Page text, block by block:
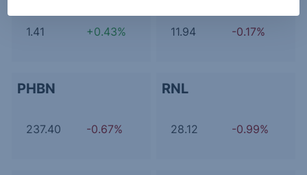
1.41 +0.43% 11.94 -0.17%
PHBN
237.40 -0.67%
RNL
28.12 -0.99%